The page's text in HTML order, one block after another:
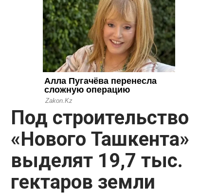
Под строительство
«Нового Ташкента»
выделят 19,7 тыс.
гектаров земли